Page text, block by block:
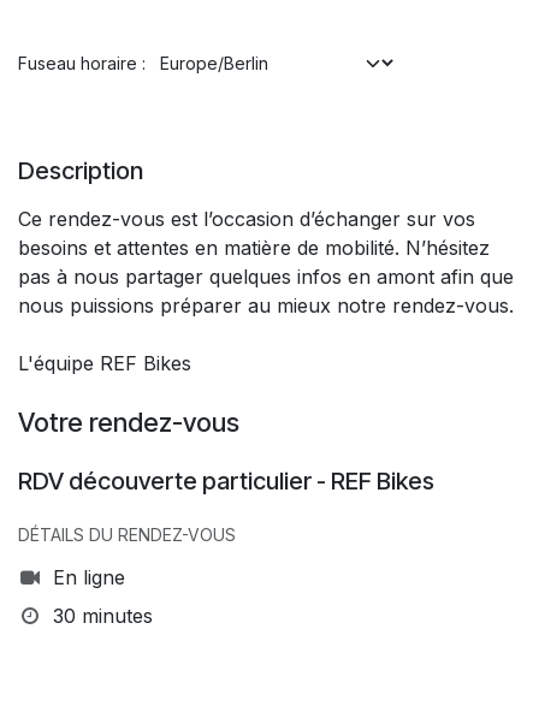
Fuseau horaire :
Description
Ce rendez-vous est l’occasion d’échanger sur vos
besoins et attentes en matière de mobilité. N’hésitez
pas à nous partager quelques infos en amont afin que
nous puissions préparer au mieux notre rendez-vous.
L'équipe REF Bikes
Votre rendez-vous
RDV découverte particulier - REF Bikes
DÉTAILS DU RENDEZ-VOUS
En ligne
30 minutes